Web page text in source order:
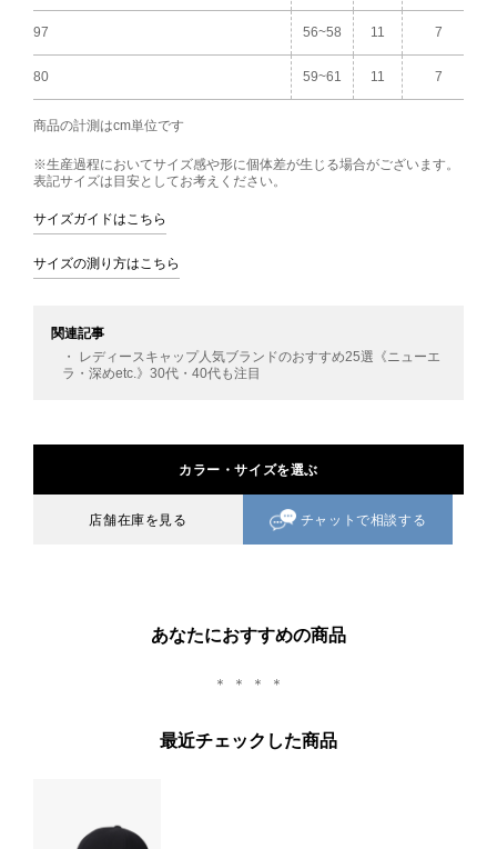
97 56~58 11 7
80 59~61 11 7
商品の計測はcm単位です
※生産過程においてサイズ感や形に個体差が生じる場合がございます。
表記サイズは目安としてお考えください。
サイズガイドはこちら
サイズの測り方はこちら
関連記事
・ レディースキャップ人気ブランドのおすすめ25選《ニューエ
ラ・深めetc.》30代・40代も注目
カラー・サイズを選ぶ
店舗在庫を見る チャットで相談する
あなたにおすすめの商品
＊ ＊ ＊ ＊
最近チェックした商品